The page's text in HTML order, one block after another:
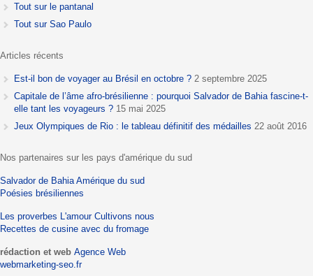
Tout sur le pantanal
Tout sur Sao Paulo
Articles récents
Est-il bon de voyager au Brésil en octobre ? 2 septembre 2025
Capitale de l’âme afro-brésilienne : pourquoi Salvador de Bahia fascine-t-
elle tant les voyageurs ? 15 mai 2025
Jeux Olympiques de Rio : le tableau définitif des médailles 22 août 2016
Nos partenaires sur les pays d'amérique du sud
Salvador de Bahia Amérique du sud
Poésies brésiliennes
Les proverbes L'amour Cultivons nous
Recettes de cusine avec du fromage
rédaction et web Agence Web
webmarketing-seo.fr